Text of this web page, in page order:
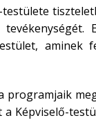
aminek
programjaik
Képviselő-